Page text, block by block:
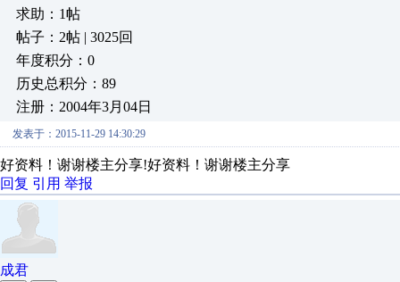
求助：1帖
帖子：2帖 | 3025回
年度积分：0
历史总积分：89
注册：2004年3月04日
发表于：2015-11-29 14:30:29
好资料！谢谢楼主分享!好资料！谢谢楼主分享
回复 引用 举报
成君